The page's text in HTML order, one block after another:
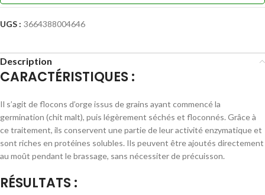
UGS : 3664388004646
Description
CARACTÉRISTIQUES :
Il s’agit de flocons d’orge issus de grains ayant commencé la
germination (chit malt), puis légèrement séchés et floconnés. Grâce à
ce traitement, ils conservent une partie de leur activité enzymatique et
sont riches en protéines solubles. Ils peuvent être ajoutés directement
au moût pendant le brassage, sans nécessiter de précuisson.
RÉSULTATS :